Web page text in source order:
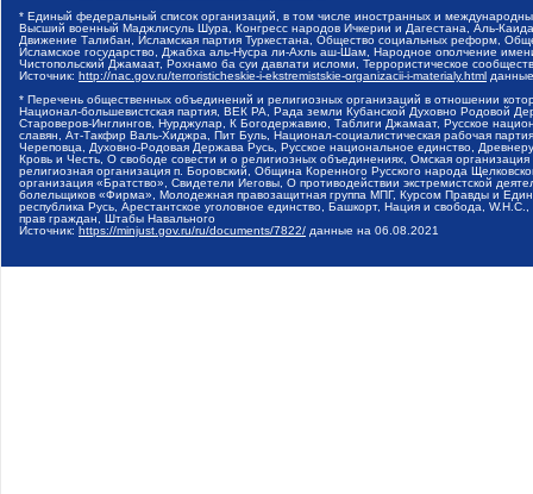
* Единый федеральный список организаций, в том числе иностранных и
Высший военный Маджлисуль Шура, Конгресс народов Ичкерии и Дагестана, Аль-
Движение Талибан, Исламская партия Туркестана, Общество социальных реформ,
Исламское государство, Джабха аль-Нусра ли-Ахль аш-Шам, Народное ополчение
Чистопольский Джамаат, Рохнамо ба суи давлати исломи, Террористическое
Источник: http://nac.gov.ru/terroristicheskie-i-ekstremistskie-organizacii-i-materialy.html
* Перечень общественных объединений и религиозных организаций в отношении
Национал-большевистская партия, ВЕК РА, Рада земли Кубанской Духовно Родовой
Староверов-Инглингов, Нурджулар, К Богодержавию, Таблиги Джамаат, Русское
славян, Ат-Такфир Валь-Хиджра, Пит Буль, Национал-социалистическая рабочая
Череповца, Духовно-Родовая Держава Русь, Русское национальное единство,
Кровь и Честь, О свободе совести и о религиозных объединениях, Омская
религиозная организация п. Боровский, Община Коренного Русского народа
организация «Братство», Свидетели Иеговы, О противодействии экстремистской
болельщиков «Фирма», Молодежная правозащитная группа МПГ, Курсом Правды и
республика Русь, Арестантское уголовное единство, Башкорт, Нация и свобода,
прав граждан, Штабы Навального
Источник: https://minjust.gov.ru/ru/documents/7822/ данные на 06.08.2021